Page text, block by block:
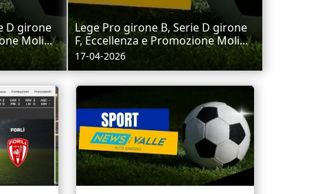
D girone
Moli...
Lege Pro girone B, Serie D girone
F, Eccellenza e Promozione Moli...
17-04-2026